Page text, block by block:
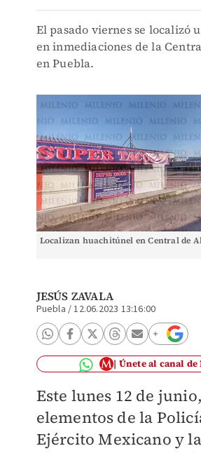
El pasado viernes se localizó
en inmediaciones de la
en Puebla.
Localizan huachitúnel en Central de
JESÚS ZAVALA
Puebla /12.06.2023 13:16:00
Únete al canal
Este lunes 12 de junio,
elementos de la
Ejército Mexicano y